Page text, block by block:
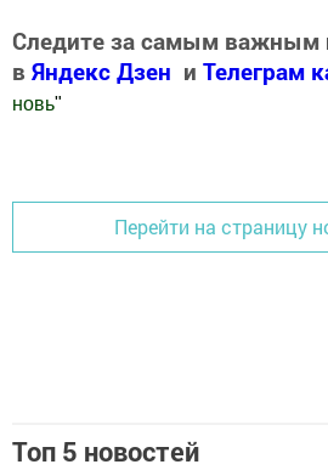
Следите за самым важным
в Яндекс Дзен и Телеграм
новь"
Перейти на страницу
Топ 5 новостей